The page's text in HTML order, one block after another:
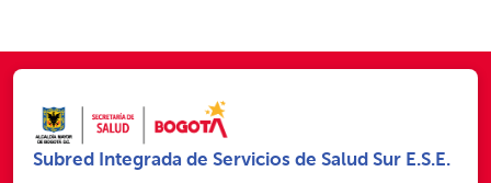
Subred Integrada de Servicios de Salud Sur E.S.E.